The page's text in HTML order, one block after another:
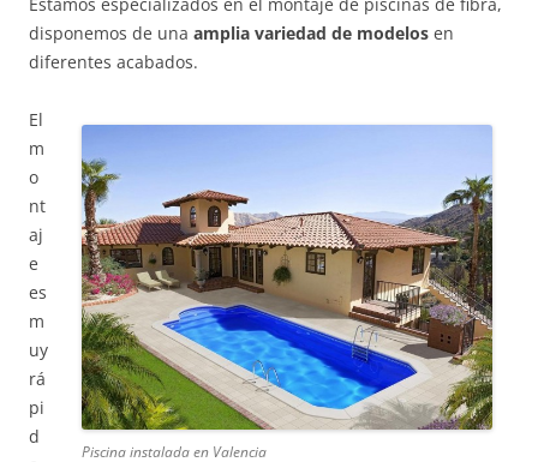
Estamos especializados en el montaje de piscinas de fibra,
disponemos de una amplia variedad de modelos en
diferentes acabados.
Piscina instalada en Valencia
El
m
o
nt
aj
e
es
m
uy
rá
pi
d